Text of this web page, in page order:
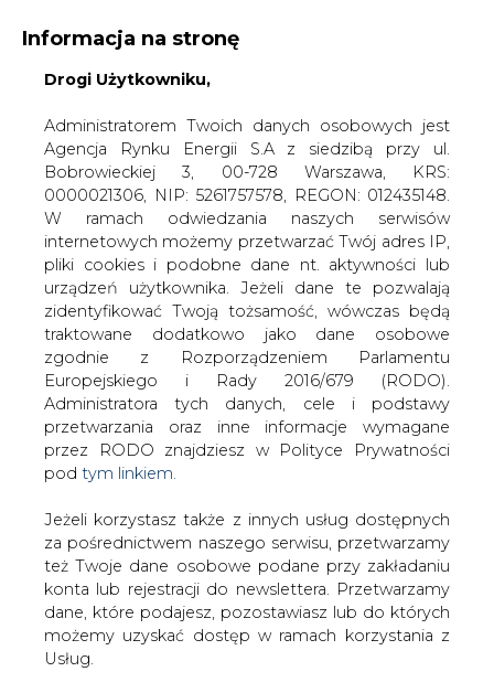
KONTAKT:
WYDAWCA PORTALU:
WYSOKI KONTRAST A A
ZALOGUJ SIĘ
WŁĄCZ CIRE.TV
Informacja na stronę
Drogi Użytkowniku,
Administratorem Twoich danych osobowych jest
Agencja Rynku Energii S.A z siedzibą przy ul.
Bobrowieckiej 3, 00-728 Warszawa, KRS:
0000021306, NIP: 5261757578, REGON: 012435148.
W ramach odwiedzania naszych serwisów
internetowych możemy przetwarzać Twój adres IP,
pliki cookies i podobne dane nt. aktywności lub
urządzeń użytkownika. Jeżeli dane te pozwalają
zidentyfikować Twoją tożsamość, wówczas będą
traktowane dodatkowo jako dane osobowe
zgodnie z Rozporządzeniem Parlamentu
Europejskiego i Rady 2016/679 (RODO).
Administratora tych danych, cele i podstawy
przetwarzania oraz inne informacje wymagane
przez RODO znajdziesz w Polityce Prywatności
pod tym linkiem.
Jeżeli korzystasz także z innych usług dostępnych
za pośrednictwem naszego serwisu, przetwarzamy
też Twoje dane osobowe podane przy zakładaniu
konta lub rejestracji do newslettera. Przetwarzamy
dane, które podajesz, pozostawiasz lub do których
możemy uzyskać dostęp w ramach korzystania z
Usług.
Strona główna TRANSPORT /
MPK Kraków podpisało
umowę z Solaris Bus & Coach na dostawę autobusów
elektrycznych